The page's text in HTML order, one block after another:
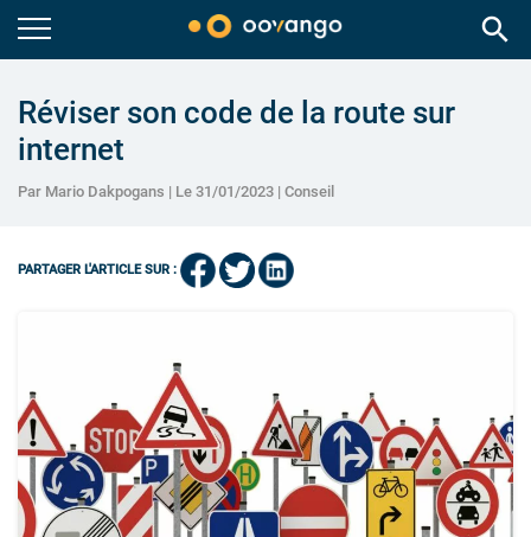
search
Réviser son code de la route sur
internet
Par Mario Dakpogans | Le 31/01/2023 | Conseil
PARTAGER L'ARTICLE SUR :